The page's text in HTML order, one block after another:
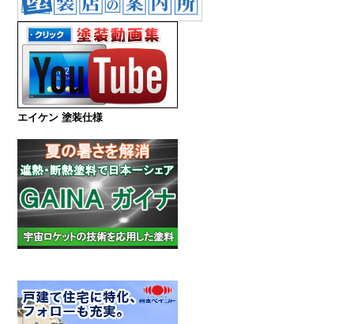
エイケン 塗装仕様